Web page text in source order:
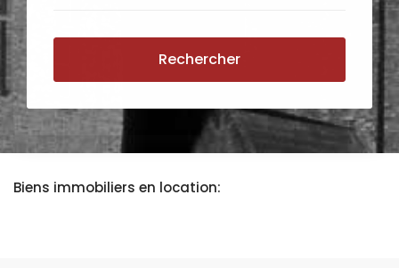
Rechercher
Biens immobiliers en location: